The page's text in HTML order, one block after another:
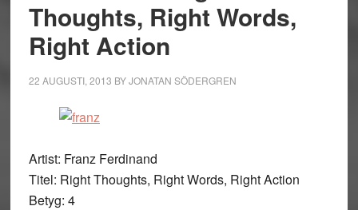
Thoughts, Right Words,
Right Action
22 AUGUSTI, 2013 BYJONATAN SÖDERGREN
Artist: Franz Ferdinand
Titel: Right Thoughts, Right Words, Right Action
Betyg: 4